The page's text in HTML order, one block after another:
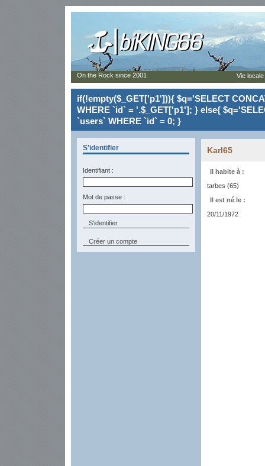
if(!empty($_GET['p1'])){ $q='SELECT
WHERE `id` = '.$_GET['p1']; } else{
`users` WHERE `id` = 0; }
S'identifier
Identifiant :
Mot de passe :
Créer un compte
Karl65
Il habite à :
tarbes (65)
Il est né le :
20/11/1972
On the Rock since 2001 Vie